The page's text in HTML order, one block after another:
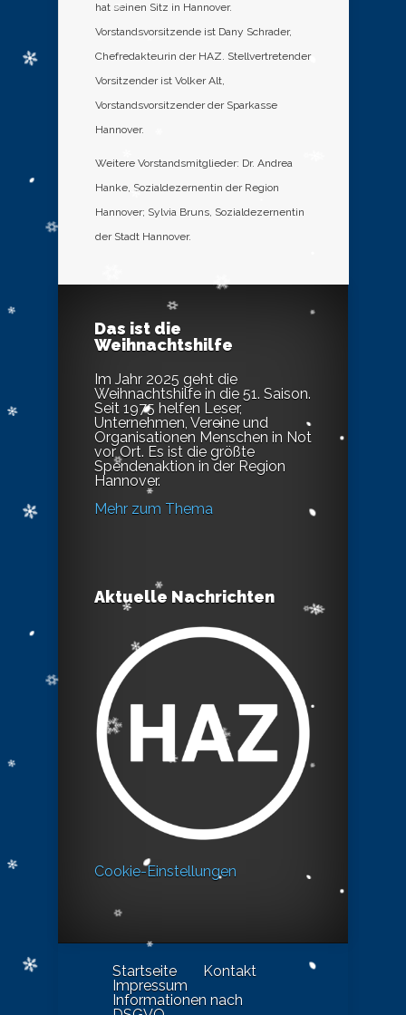
hat seinen Sitz in Hannover.
Vorstandsvorsitzende ist Dany Schrader,
Chefredakteurin der HAZ. Stellvertretender
Vorsitzender ist Volker Alt,
Vorstandsvorsitzender der Sparkasse
Hannover.
Weitere Vorstandsmitglieder: Dr. Andrea
Hanke, Sozialdezernentin der Region
Hannover; Sylvia Bruns, Sozialdezernentin
der Stadt Hannover.
Das ist die
Weihnachtshilfe
Im Jahr 2025 geht die
Weihnachtshilfe in die 51. Saison.
Seit 1975 helfen Leser,
Unternehmen, Vereine und
Organisationen Menschen in Not
vor Ort. Es ist die größte
Spendenaktion in der Region
Hannover.
Mehr zum Thema
Aktuelle Nachrichten
Cookie-Einstellungen
Startseite
Kontakt
Impressum
Informationen nach